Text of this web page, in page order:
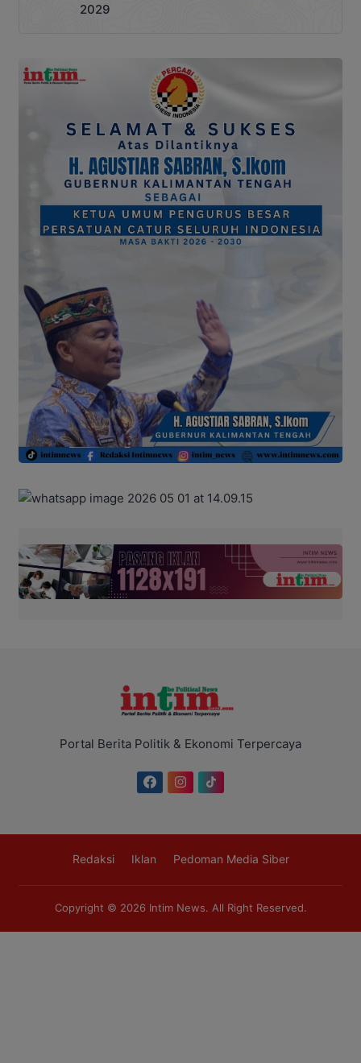
2029
Portal Berita Politik & Ekonomi Terpercaya
Redaksi Iklan Pedoman Media Siber
Copyright © 2026 Intim News. All Right Reserved.